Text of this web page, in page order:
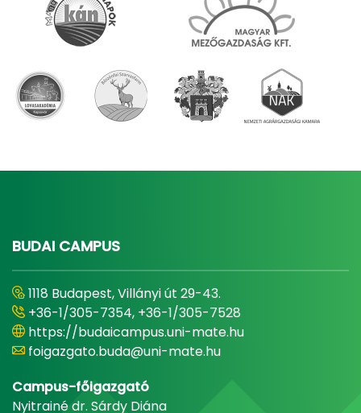
BUDAI CAMPUS
1118 Budapest, Villányi út 29-43.
+36-1/305-7354, +36-1/305-7528
https://budaicampus.uni-mate.hu
foigazgato.buda@uni-mate.hu
Campus-főigazgató
Nyitrainé dr. Sárdy Diána